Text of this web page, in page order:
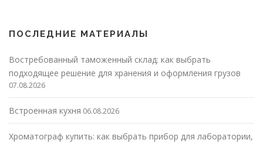
ПОСЛЕДНИЕ МАТЕРИАЛЫ
Востребованный таможенный склад: как выбрать
подходящее решение для хранения и оформления грузов
07.08.2026
Встроенная кухня 06.08.2026
Хроматограф купить: как выбрать прибор для лаборатории,